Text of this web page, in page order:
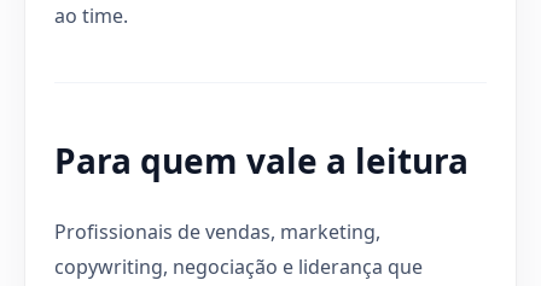
ao time.
Para quem vale a leitura
Profissionais de vendas, marketing,
copywriting, negociação e liderança que